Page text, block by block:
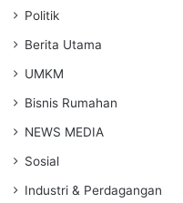
Politik
Berita Utama
UMKM
Bisnis Rumahan
NEWS MEDIA
Sosial
Industri & Perdagangan